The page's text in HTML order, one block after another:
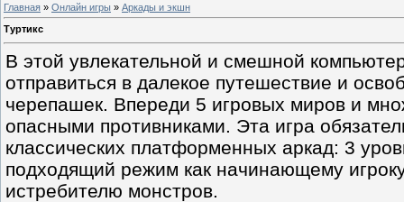
Главная » Онлайн игры » Аркады и экшн
Туртикс
В этой увлекательной и смешной
отправиться в далекое путешествие и
черепашек. Впереди 5 игровых миров и
опасными противниками. Эта игра
классических платформенных аркад: 3
подходящий режим как начинающему
истребителю монстров.